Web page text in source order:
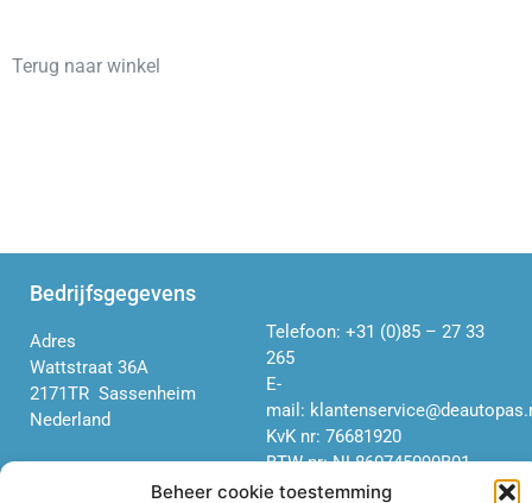
Beheer cookie toestemming
Terug naar winkel
Bedrijfsgegevens
Adres
Wattstraat 36A
2171TR Sassenheim
Nederland
Telefoon: +31 (0)85 – 27 33
265
E-
mail:
KvK nr: 76681920
BTW nr: NL860745090B01